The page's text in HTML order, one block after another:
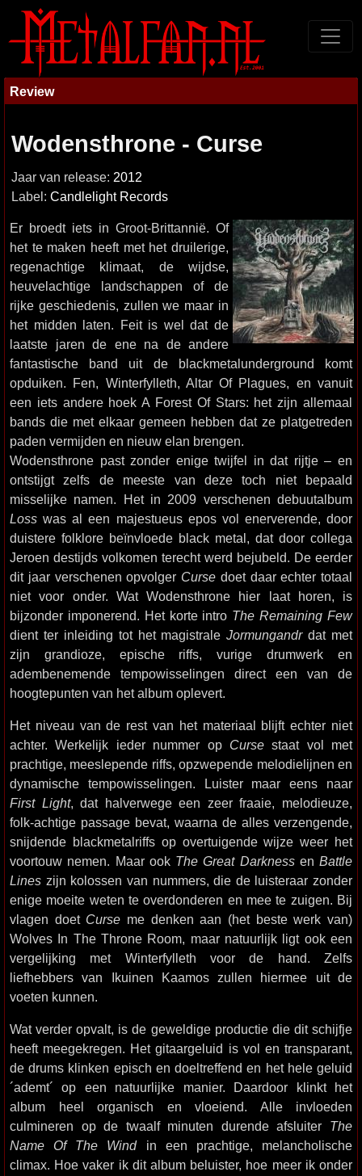
Review
Wodensthrone - Curse
Jaar van release: 2012
Label: Candlelight Records
Er broedt iets in Groot-Brittannië. Of
het te maken heeft met het druilerige,
regenachtige klimaat, de wijdse,
heuvelachtige landschappen of de
rijke geschiedenis, zullen we maar in
het midden laten. Feit is wel dat de
laatste jaren de ene na de andere
fantastische band uit de blackmetalunderground komt
opduiken. Fen, Winterfylleth, Altar Of Plagues, en vanuit
een iets andere hoek A Forest Of Stars: het zijn allemaal
bands die met elkaar gemeen hebben dat ze platgetreden
paden vermijden en nieuw elan brengen.
Wodensthrone past zonder enige twijfel in dat rijtje – en
ontstijgt zelfs de meeste van deze toch niet bepaald
misselijke namen. Het in 2009 verschenen debuutalbum
Loss was al een majestueus epos vol enerverende, door
duistere folklore beïnvloede black metal, dat door collega
Jeroen destijds volkomen terecht werd bejubeld. De eerder
dit jaar verschenen opvolger Curse doet daar echter totaal
niet voor onder. Wat Wodensthrone hier laat horen, is
bijzonder imponerend. Het korte intro The Remaining Few
dient ter inleiding tot het magistraleJormungandrdat met
zijn grandioze, epische riffs, vurige drumwerk en
adembenemende tempowisselingen direct een van de
hoogtepunten van het album oplevert.
Het niveau van de rest van het materiaal blijft echter niet
achter. Werkelijk ieder nummer op Cursestaat vol met
prachtige, meeslepende riffs, opzwepende melodielijnen en
dynamische tempowisselingen. Luister maar eens naar
First Light, dat halverwege een zeer fraaie, melodieuze,
folk-achtige passage bevat, waarna de alles verzengende,
snijdende blackmetalriffs op overtuigende wijze weer het
voortouw nemen. Maar ook The Great Darknessen Battle
Lines zijn kolossen van nummers, die de luisteraar zonder
enige moeite weten te overdonderen en mee te zuigen. Bij
vlagen doet Curse me denken aan (het beste werk van)
Wolves In The Throne Room, maar natuurlijk ligt ook een
vergelijking met Winterfylleth voor de hand. Zelfs
liefhebbers van Ikuinen Kaamos zullen hiermee uit de
voeten kunnen.
Wat verder opvalt, is de geweldige productie die dit schijfje
heeft meegekregen. Het gitaargeluid is vol en transparant,
de drums klinken episch en doeltreffend en het hele geluid
´ademt´ op een natuurlijke manier. Daardoor klinkt het
album heel organisch en vloeiend. Alle invloeden
culmineren op de twaalf minuten durende afsluiter The
Name Of The Windin een prachtige, melancholische
climax. Hoe vaker ik dit album beluister, hoe meer ik onder